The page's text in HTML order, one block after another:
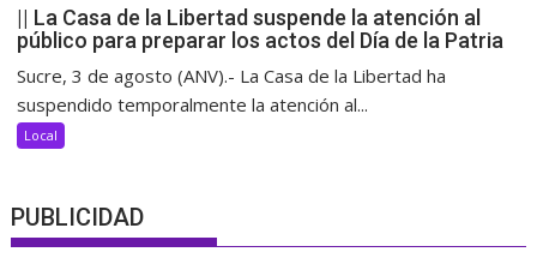
|| La Casa de la Libertad suspende la atención al
público para preparar los actos del Día de la Patria
Sucre, 3 de agosto (ANV).- La Casa de la Libertad ha
suspendido temporalmente la atención al...
Local
PUBLICIDAD